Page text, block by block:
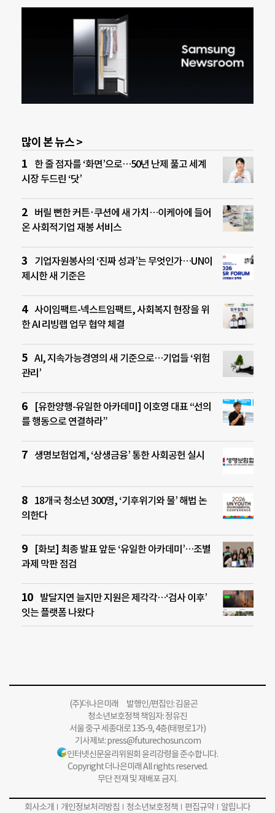
많이 본 뉴스 >
한 줄 점자를 ‘화면’으로…50년 난제 풀고 세계
시장 두드린 ‘닷’
버릴 뻔한 커튼·쿠션에 새 가치…이케아에 들어
온 사회적기업 재봉 서비스
기업자원봉사의 ‘진짜 성과’는 무엇인가…UN이
제시한 새 기준은
사이임팩트-넥스트임팩트, 사회복지 현장을 위
한 AI 리빙랩 업무 협약 체결
AI, 지속가능경영의 새 기준으로…기업들 ‘위험
관리’
[유한양행-유일한 아카데미] 이호영 대표 “선의
를 행동으로 연결하라”
생명보험업계, ‘상생금융’ 통한 사회공헌 실시
18개국 청소년 300명, ‘기후위기와 물’ 해법 논
의한다
[화보] 최종 발표 앞둔 ‘유일한 아카데미’…조별
과제 막판 점검
발달지연 늘지만 지원은 제각각…‘검사 이후’
잇는 플랫폼 나왔다
(주)더나은미래 발행인/편집인: 김윤곤
청소년보호정책 책임자: 정유진
서울 중구 세종대로 135-9, 4층(태평로1가)
기사제보:press@futurechosun.com
인터넷신문윤리위원회 윤리강령을 준수합니다.
Copyright 더나은미래 All rights reserved.
무단 전재 및 재배포 금지.
회사소개 개인정보처리방침 청소년보호정책 편집규약 알립니다